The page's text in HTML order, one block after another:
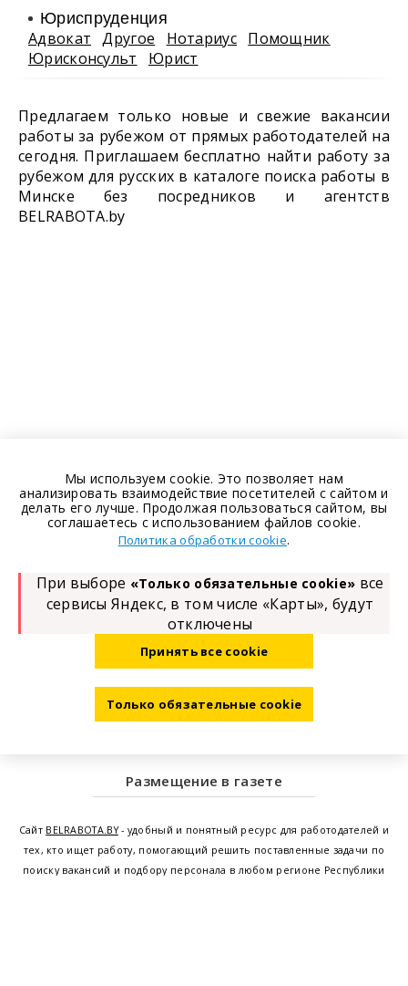
Юриспруденция
Адвокат Другое Нотариус Помощник
Юрисконсульт
Юрист
Предлагаем только новые и свежие вакансии
работы за рубежом от прямых работодателей на
сегодня. Приглашаем бесплатно найти работу за
рубежом для русских в каталоге поиска работы в
Минске без посредников и агентств
BELRABOTA.by
Размещение в газете
Сайт BELRABOTA.BY- удобный и понятный ресурс для работодателей и
тех, кто ищет работу, помогающий решить поставленные задачи по
поиску вакансий и подбору персонала в любом регионе Республики
Мы используем cookie. Это позволяет нам
анализировать взаимодействие посетителей с сайтом и
делать его лучше. Продолжая пользоваться сайтом, вы
соглашаетесь с использованием файлов cookie.
Политика обработки cookie.
При выборе «Только обязательные cookie» все
сервисы Яндекс, в том числе «Карты», будут
отключены
Принять все cookie
Только обязательные cookie